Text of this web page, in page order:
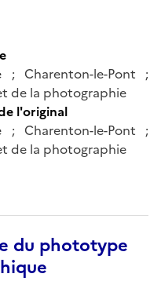
; Charenton-le-Pont ;
de la photographie
l'original
; Charenton-le-Pont ;
de la photographie
du phototype